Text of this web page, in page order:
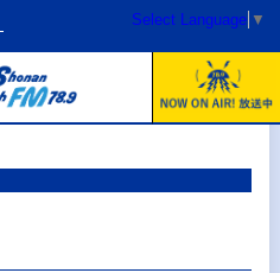
Select Language ▼